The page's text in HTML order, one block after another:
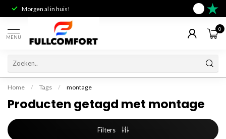
Morgen al in huis!
MENU
0
Home / Tags / montage
Producten getagd met montage
Filters